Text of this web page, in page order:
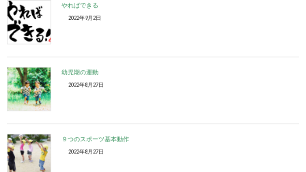
やればできる
2022年9月2日
幼児期の運動
2022年8月27日
９つのスポーツ基本動作
2022年8月27日